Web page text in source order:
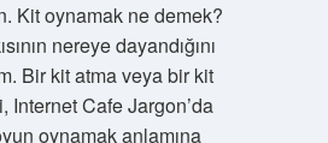
Kit oynamak ne demek?
nereye dayandığını
Bir kit atma veya bir kit
Internet Cafe Jargon’da
oynamak anlamına